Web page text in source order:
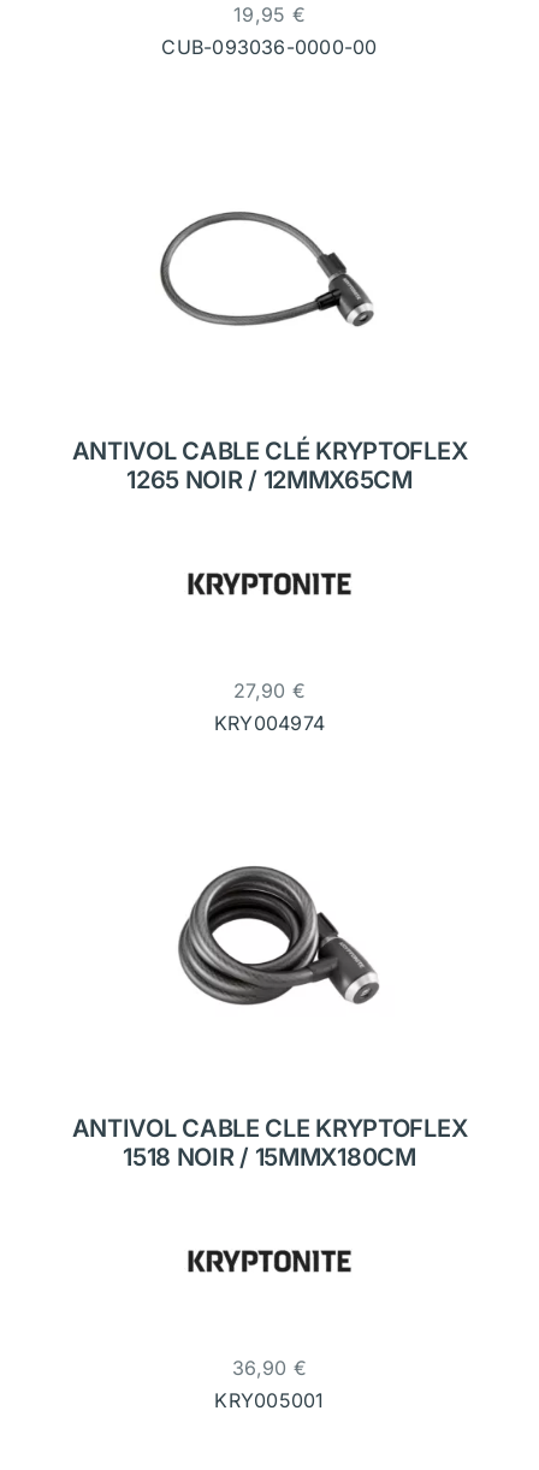
19,95 €
CUB-093036-0000-00
ANTIVOL CABLE CLÉ KRYPTOFLEX
1265 NOIR / 12MMX65CM
27,90 €
KRY004974
ANTIVOL CABLE CLE KRYPTOFLEX
1518 NOIR / 15MMX180CM
36,90 €
KRY005001